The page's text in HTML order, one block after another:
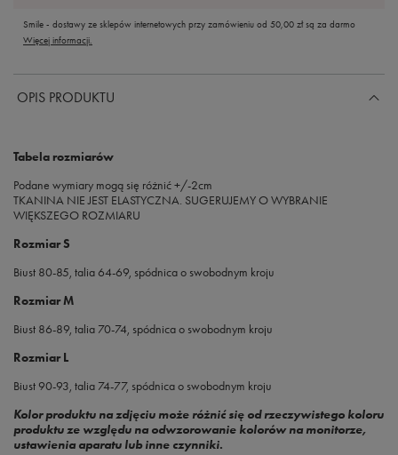
Smile - dostawy ze sklepów internetowych przy zamówieniu od 50,00 złsą za darmo
Więcej informacji.
OPIS PRODUKTU
Tabela rozmiarów
Podane wymiary mogą się różnić +/-2cm
TKANINA NIE JEST ELASTYCZNA. SUGERUJEMY O WYBRANIE
WIĘKSZEGO ROZMIARU
Rozmiar S
Biust 80-85, talia 64-69, spódnica o swobodnym kroju
Rozmiar M
Biust 86-89, talia 70-74, spódnica o swobodnym kroju
Rozmiar L
Biust 90-93, talia 74-77, spódnica o swobodnym kroju
Kolor produktu na zdjęciu może różnić się od rzeczywistego koloru
produktu ze względu na odwzorowanie kolorów na monitorze,
ustawienia aparatu lub inne czynniki.